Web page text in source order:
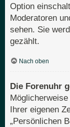
Option
Moderatoren
sehen. Sie
gezählt.
Nach oben
Die Forenuhr
Ihrer eigenen
„Persönlichen